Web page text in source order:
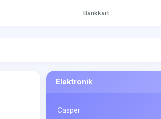
Bankkart
Elektronik
Casper